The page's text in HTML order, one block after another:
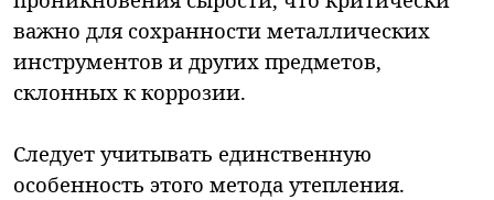
важно для сохранности металлических
инструментов и других предметов,
склонных к коррозии.
Следует учитывать единственную
особенность этого метода утепления.